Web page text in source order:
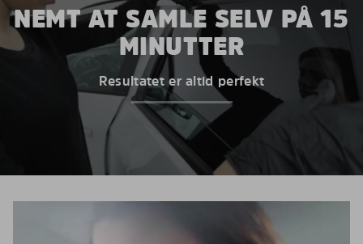
NEMT AT SAMLE SELV PÅ 15
MINUTTER
Resultatet er altid perfekt